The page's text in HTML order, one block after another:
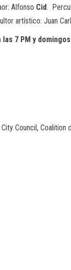
Alfonso Cid.
artístico: Juan
7 PM y
Council, Coalition